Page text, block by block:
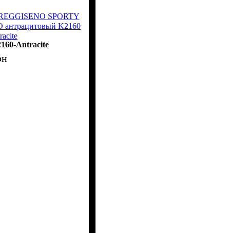
SPORTY
антрацитовый K2160
Antracite